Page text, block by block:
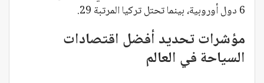
6 دول أوروبية، بينما تحتل تركيا المرتبة 29.
مؤشرات تحديد أفضل اقتصادات
السياحة في العالم